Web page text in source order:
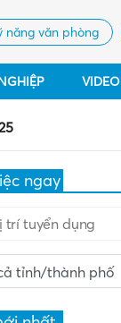
năng văn phòng
VIDEO
ngay